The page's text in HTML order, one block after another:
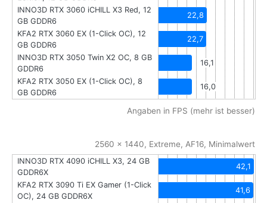
INNO3D RTX 3060 iCHILL X3 Red, 12
GB GDDR6
22,8
KFA2 RTX 3060 EX (1-Click OC), 12
GB GDDR6
22,7
INNO3D RTX 3050 Twin X2 OC, 8 GB
GDDR6
16,1
KFA2 RTX 3050 EX (1-Click OC), 8
GB GDDR6
16,0
Angaben in FPS (mehr ist besser)
2560 x 1440, Extreme, AF16, Minimalwert
INNO3D RTX 4090 iCHILL X3, 24 GB
GDDR6X
42,1
KFA2 RTX 3090 Ti EX Gamer (1-Click
OC), 24 GB GDDR6X
41,6